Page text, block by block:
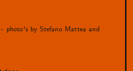
photo's by Stefano Mattea and